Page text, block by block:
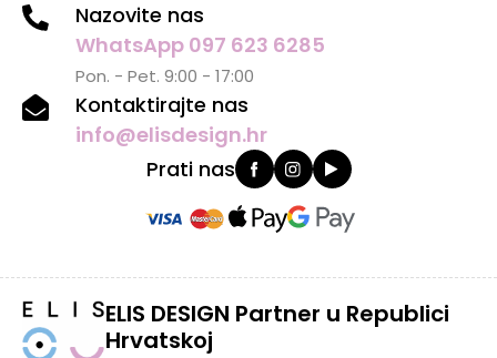
Nazovite nas
WhatsApp 097 623 6285
Pon. - Pet. 9:00 - 17:00
Kontaktirajte nas
info@elisdesign.hr
Prati nas
ELIS DESIGN Partner u Republici
Hrvatskoj